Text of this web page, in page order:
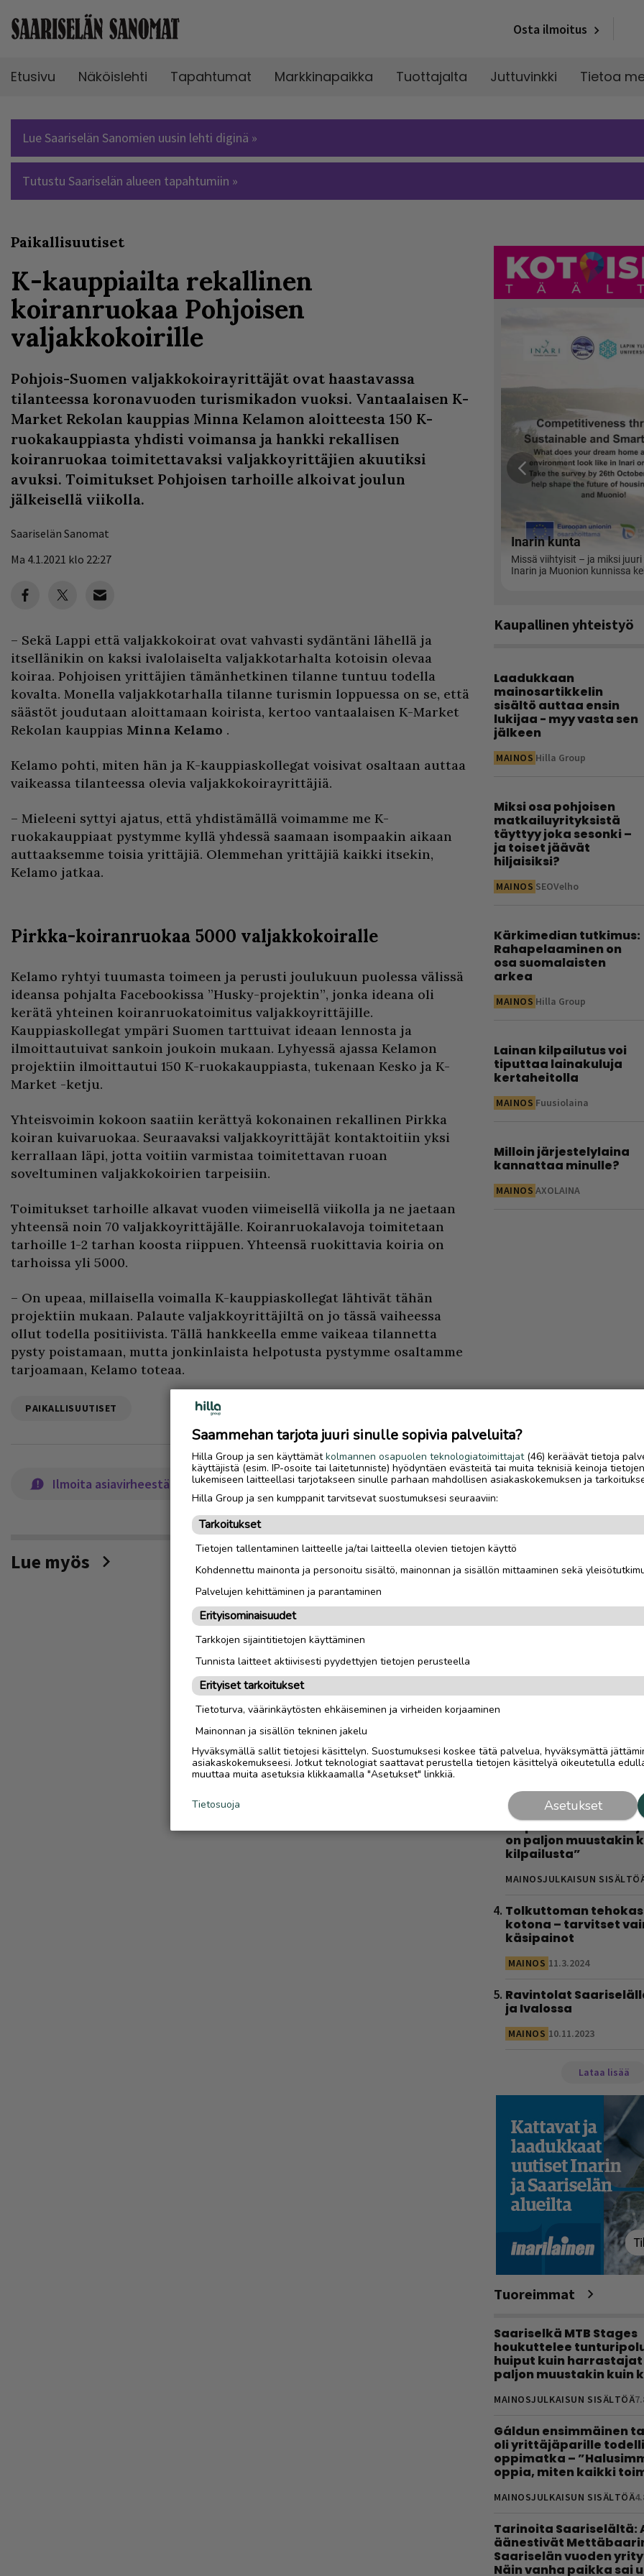
Osta ilmoitus
Etusivu Näköislehti Tapahtumat Markkinapaikka Tuottajalta Juttuvinkki Tietoa
Lue Saariselän Sanomien uusin lehti diginä »
Tutustu Saariselän alueen tapahtumiin »
Paikallisuutiset
K-kauppiailta rekallinen
koiranruokaa Pohjoisen
valjakkokoirille
Pohjois-Suomen valjakkokoirayrittäjät ovat haastavassa
tilanteessa koronavuoden turismikadon vuoksi. Vantaalaisen K-
Market Rekolan kauppias Minna Kelamon aloitteesta 150 K-
ruokakauppiasta yhdisti voimansa ja hankki rekallisen
koiranruokaa toimitettavaksi valjakkoyrittäjien akuutiksi
avuksi. Toimitukset Pohjoisen tarhoille alkoivat joulun
jälkeisellä viikolla.
Saariselän Sanomat
Ma 4.1.2021 klo 22:27
– Sekä Lappi että valjakkokoirat ovat vahvasti sydäntäni lähellä ja
itsellänikin on kaksi ivalolaiselta valjakkotarhalta kotoisin olevaa
koiraa. Pohjoisen yrittäjien tämänhetkinen tilanne tuntuu todella
kovalta. Monella valjakkotarhalla tilanne turismin loppuessa on se, että
säästöt joudutaan aloittamaan koirista, kertoo vantaalaisen K-Market
Rekolan kauppias Minna Kelamo .
Kelamo pohti, miten hän ja K-kauppiaskollegat voisivat osaltaan auttaa
vaikeassa tilanteessa olevia valjakkokoirayrittäjiä.
– Mieleeni syttyi ajatus, että yhdistämällä voimamme me K-
ruokakauppiaat pystymme kyllä yhdessä saamaan isompaakin aikaan
auttaaksemme toisia yrittäjiä. Olemmehan yrittäjiä kaikki itsekin,
Kelamo jatkaa.
Pirkka-koiranruokaa 5000 valjakkokoiralle
Kelamo ryhtyi tuumasta toimeen ja perusti joulukuun puolessa välissä
ideansa pohjalta Facebookissa ”Husky-projektin”, jonka ideana oli
kerätä yhteinen koiranruokatoimitus valjakkoyrittäjille.
Kauppiaskollegat ympäri Suomen tarttuivat ideaan lennosta ja
ilmoittautuivat sankoin joukoin mukaan. Lyhyessä ajassa Kelamon
projektiin ilmoittautui 150 K-ruokakauppiasta, tukenaan Kesko ja K-
Market -ketju.
Yhteisvoimin kokoon saatiin kerättyä kokonainen rekallinen Pirkka
koiran kuivaruokaa. Seuraavaksi valjakkoyrittäjät kontaktoitiin yksi
kerrallaan läpi, jotta voitiin varmistaa toimitettavan ruoan
soveltuminen valjakkokoirien tarpeisiin.
Toimitukset tarhoille alkavat vuoden viimeisellä viikolla ja ne jaetaan
yhteensä noin 70 valjakkoyrittäjälle. Koiranruokalavoja toimitetaan
tarhoille 1-2 tarhan koosta riippuen. Yhteensä ruokittavia koiria on
tarhoissa yli 5000.
– On upeaa, millaisella voimalla K-kauppiaskollegat lähtivät tähän
projektiin mukaan. Palaute valjakkoyrittäjiltä on jo tässä vaiheessa
ollut todella positiivista. Tällä hankkeella emme vaikeaa tilannetta
pysty poistamaan, mutta jonkinlaista helpotusta pystymme osaltamme
tarjoamaan, Kelamo toteaa.
PAIKALLISUUTISET
Ilmoita asiavirheestä
Lue myös
Kaupallinen yhteistyö
Laadukkaan
mainosartikkelin
sisältö auttaa ensin
lukijaa - myy vasta sen
jälkeen
MAINOS Hilla Group
Miksi osa pohjoisen
matkailuyrityksistä
täyttyy joka sesonki –
ja toiset jäävät
hiljaisiksi?
MAINOS SEOVelho
Kärkimedian tutkimus:
Rahapelaaminen on
osa suomalaisten
arkea
MAINOS Hilla Group
Lainan kilpailutus voi
tiputtaa lainakuluja
kertaheitolla
MAINOS Fuusiolaina
Milloin järjestelylaina
kannattaa minulle?
MAINOS AXOLAINA
Luetuimmat
Saariselälle – viisi
löytyy varmasti
MAINOSJULKAISUN
Saariselkä MTB Stages
houkuttelee
huiput kuin
on paljon muustakin
kilpailusta”
MAINOSJULKAISUN
Tolkuttoman
kotona – tarvitset
käsipainot
MAINOS 11.3.2024
Ravintolat
ja Ivalossa
MAINOS 10.11.2023
Lataa lisää
Tuoreimmat
Saariselkä MTB Stages
houkuttelee
huiput kuin harrastajat
paljon muustakin kuin
MAINOSJULKAISUN SISÄLTÖÄ
Gáldun ensimmäinen
oli yrittäjäparille
oppimatka –
oppia, miten kaikki
MAINOSJULKAISUN SISÄLTÖÄ
Tarinoita Saariselältä:
äänestivät
Saariselän vuoden
Näin vanha paikka sai
Saammehan tarjota juuri sinulle sopivia palveluita?
Hilla Group ja sen käyttämätkolmannen osapuolen teknologiatoimittajat(46) keräävät tietoja
käyttäjistä (esim. IP-osoite tai laitetunniste) hyödyntäen evästeitä tai muita teknisiä keinoja
lukemiseen laitteellasi tarjotakseen sinulle parhaan mahdollisen asiakaskokemuksen ja
Hilla Group ja sen kumppanit tarvitsevat suostumuksesi seuraaviin:
Tarkoitukset
Tietojen tallentaminen laitteelle ja/tai laitteella olevien tietojen käyttö
Kohdennettu mainonta ja personoitu sisältö, mainonnan ja sisällön mittaaminen sekä
Palvelujen kehittäminen ja parantaminen
Erityisominaisuudet
Tarkkojen sijaintitietojen käyttäminen
Tunnista laitteet aktiivisesti pyydettyjen tietojen perusteella
Erityiset tarkoitukset
Tietoturva, väärinkäytösten ehkäiseminen ja virheiden korjaaminen
Mainonnan ja sisällön tekninen jakelu
Hyväksymällä sallit tietojesi käsittelyn. Suostumuksesi koskee tätä palvelua, hyväksymättä
asiakaskokemukseesi. Jotkut teknologiat saattavat perustella tietojen käsittelyä oikeutetulla
muuttaa muita asetuksia klikkaamalla "Asetukset" linkkiä.
Asetukset
Tietosuoja